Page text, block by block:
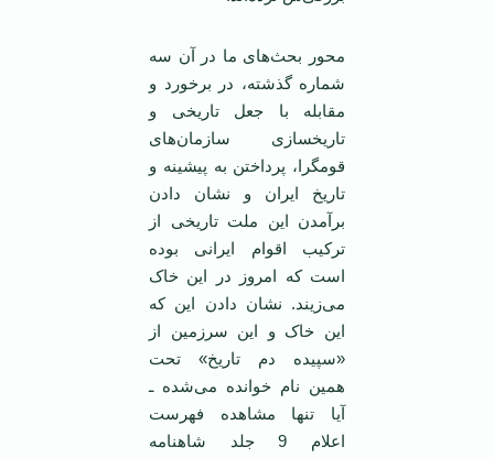
محور بحث‌های ما در آن سه
شماره گذشته، در برخورد و
مقابله با جعل تاريخی و
تاريخسازی سازمان‌های
قومگرا، پرداختن به پيشينه و
تاريخ ايران و نشان دادن
برآمدن اين ملت تاريخی از
ترکيب اقوام ايرانی بوده
است که امروز در اين خاک
می‌زيند. نشان دادن اين که
اين خاک و اين سرزمين از
«سپيده دم تاريخ» تحت
همين نام خوانده می‌شده ـ
آيا تنها مشاهده فهرست
اعلام 9 جلد شاهنامه